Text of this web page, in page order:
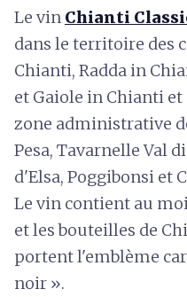
Le vin Chianti
dans le territoire des
Chianti, Radda in
et Gaiole in Chianti
zone administrative
Pesa, Tavarnelle Val
d'Elsa, Poggibonsi et
Le vin contient au
et les bouteilles de
portent l'emblème
noir ».